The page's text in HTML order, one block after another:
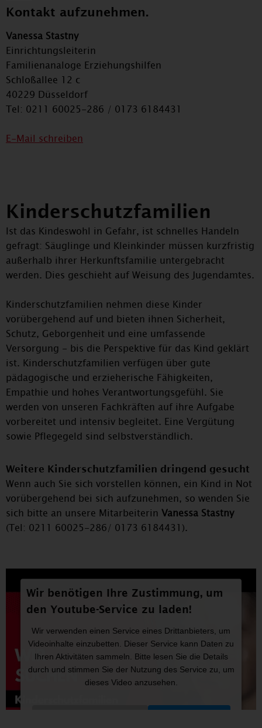
Kontakt aufzunehmen.
Vanessa Stastny
Einrichtungsleiterin
Familienanaloge Erziehungshilfen
Schloßallee 12 c
40229 Düsseldorf
Tel: 0211 60025-286 / 0173 6184431
E-Mail schreiben
Kinderschutzfamilien
Ist das Kindeswohl in Gefahr, ist schnelles Handeln
gefragt: Säuglinge und Kleinkinder müssen kurzfristig
außerhalb ihrer Herkunftsfamilie untergebracht
werden. Dies geschieht auf Weisung des Jugendamtes.
Kinderschutzfamilien nehmen diese Kinder
vorübergehend auf und bieten ihnen Sicherheit,
Schutz, Geborgenheit und eine umfassende
Versorgung - bis die Perspektive für das Kind geklärt
ist. Kinderschutzfamilien verfügen über gute
pädagogische und erzieherische Fähigkeiten,
Empathie und hohes Verantwortungsgefühl. Sie
werden von unseren Fachkräften auf ihre Aufgabe
vorbereitet und intensiv begleitet. Eine Vergütung
sowie Pflegegeld sind selbstverständlich.
Weitere Kinderschutzfamilien dringend gesucht
Wenn auch Sie sich vorstellen können, ein Kind in Not
vorübergehend bei sich aufzunehmen, so wenden Sie
sich bitte an unsere Mitarbeiterin Vanessa Stastny
(Tel: 0211 60025-286/ 0173 6184431).
Wir benötigen Ihre Zustimmung, um
den Youtube-Service zu laden!
Wir verwenden einen Service eines Drittanbieters, um
Videoinhalte einzubetten. Dieser Service kann Daten zu
Ihren Aktivitäten sammeln. Bitte lesen Sie die Details
durch und stimmen Sie der Nutzung des Service zu, um
dieses Video anzusehen.